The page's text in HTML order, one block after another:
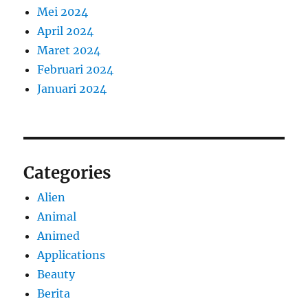
Mei 2024
April 2024
Maret 2024
Februari 2024
Januari 2024
Categories
Alien
Animal
Animed
Applications
Beauty
Berita